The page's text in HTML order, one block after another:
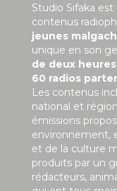
Studio Sifaka
contenus
jeunes
unique en son
de deux heures
60 radios
Les contenus
national et
émissions
environnement,
et de la culture
produits par un
rédacteurs,